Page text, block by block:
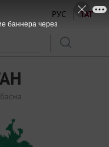
РУС ТАТ
баннера через